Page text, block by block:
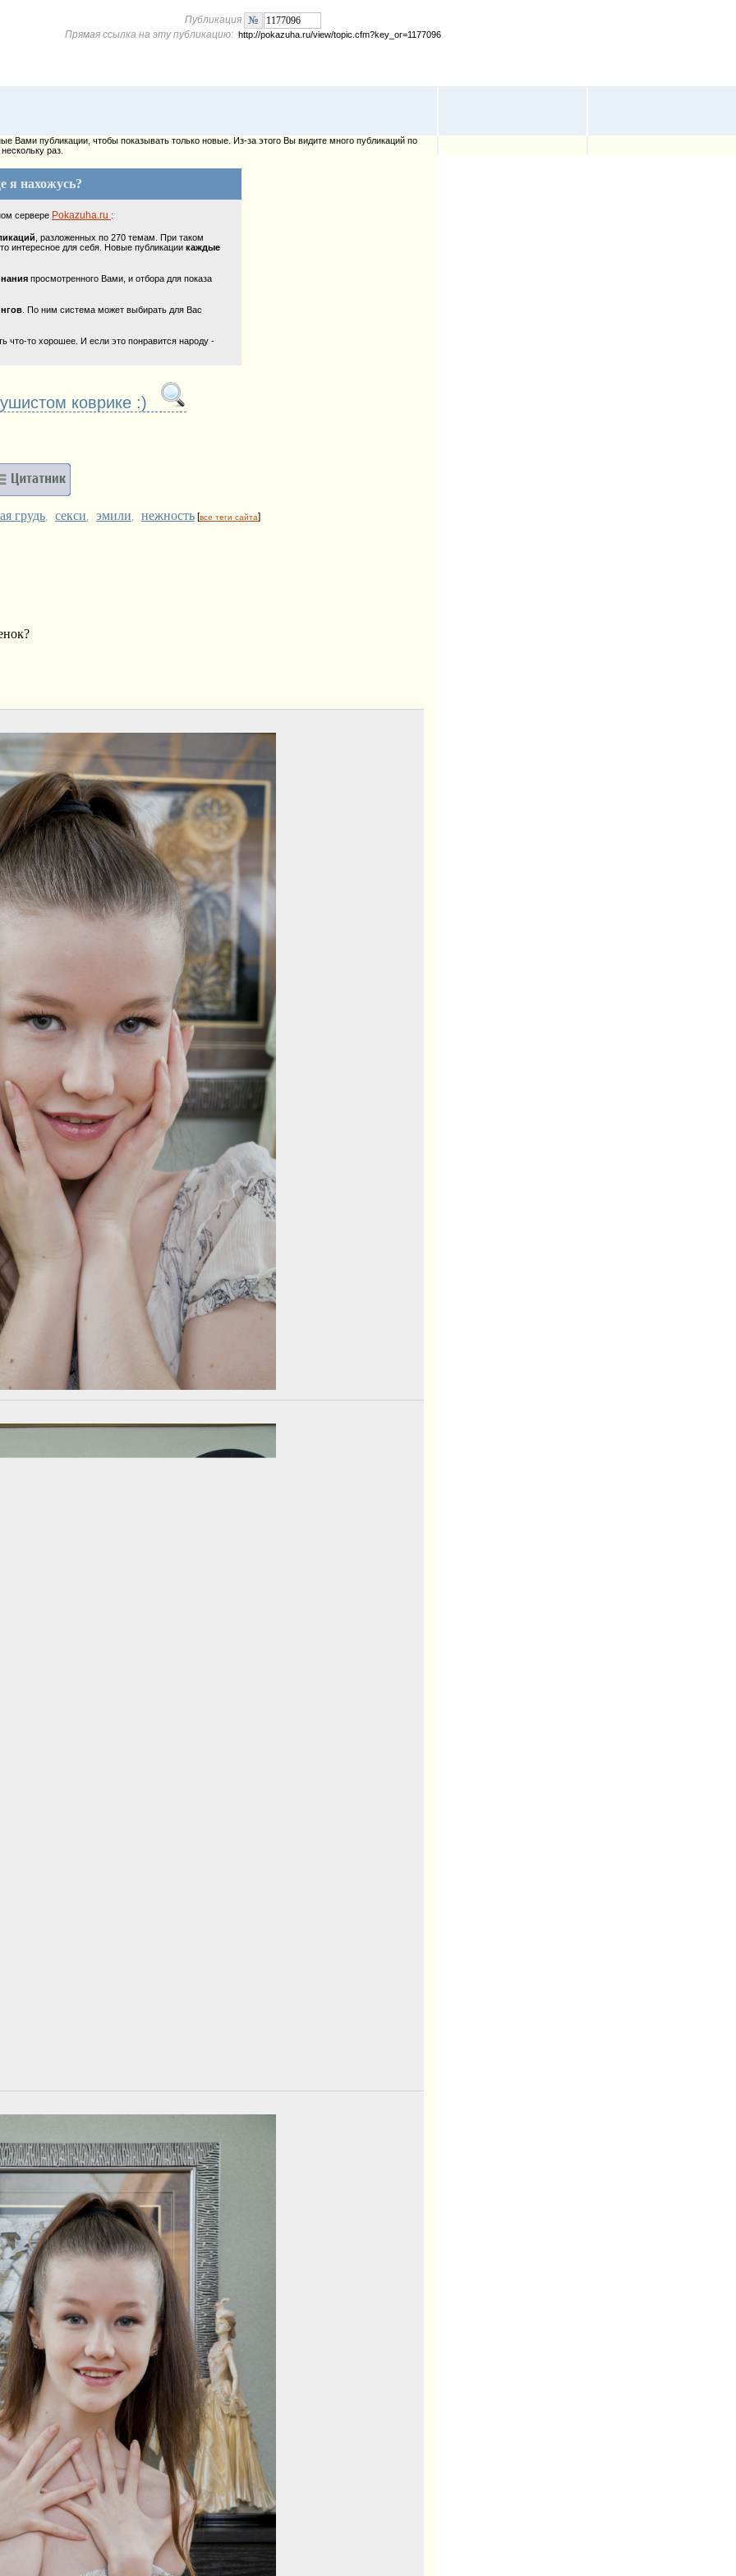
Публикация
Прямая ссылка на эту публикацию: http://pokazuha.ru/view/topic.cfm?key_or=1177096
публикации, чтобы показывать только новые. Из-за этого Вы видите много публикаций по
нескольку раз.
я нахожусь?
сервере Pokazuha.ru :
, разложенных по 270 темам. При таком
интересное для себя. Новые публикации каждые
просмотренного Вами, и отбора для показа
. По ним система может выбирать для Вас
что-то хорошее. И если это понравится народу -
коврике :)
грудь, секси, эмили, нежность [все теги сайта]